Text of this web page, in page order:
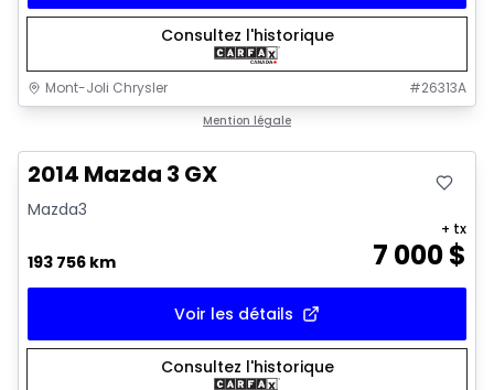
Consultez l'historique
Mont-Joli Chrysler #26313A
Mention légale
2014 Mazda 3 GX
Mazda3
193 756 km 7 000$
+ tx
Voir les détails
Consultez l'historique